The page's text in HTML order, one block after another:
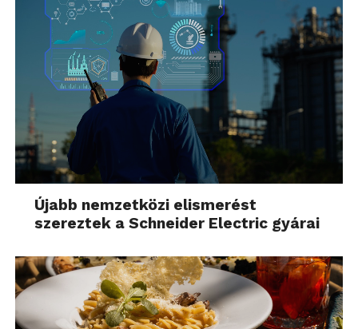
Újabb nemzetközi elismerést
szereztek a Schneider Electric gyárai